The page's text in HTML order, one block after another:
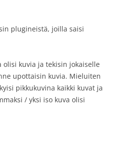
plugineistä, joilla saisi
kuvia ja tekisin jokaiselle
upottaisin kuvia. Mieluiten
pikkukuvina kaikki kuvat ja
/ yksi iso kuva olisi